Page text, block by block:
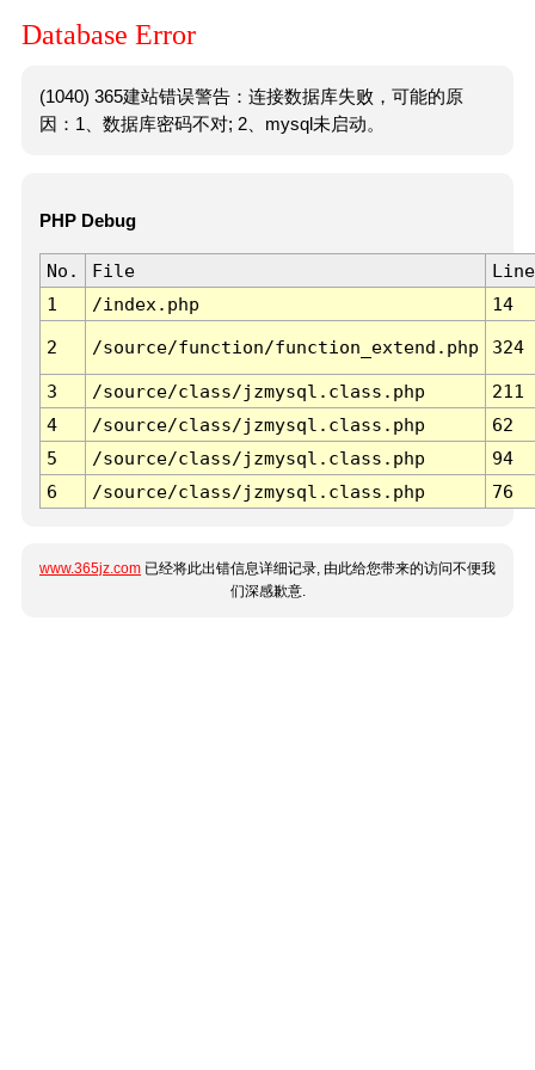
Database Error
(1040) 365建站错误警告：连接数据库失败，可能的原
因：1、数据库密码不对; 2、mysql未启动。
PHP Debug
No. File
Line
1
/index.php 14
2 /source/function/function_extend.php 324
3 /source/class/jzmysql.class.php
211
4
/source/class/jzmysql.class.php
62
5
/source/class/jzmysql.class.php
94
6
/source/class/jzmysql.class.php 76
www.365jz.com 已经将此出错信息详细记录, 由此给您带来的访问不便我
们深感歉意.